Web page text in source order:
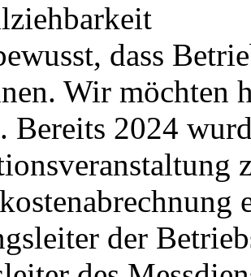
dass
Wir möchten
Bereits 2024
der